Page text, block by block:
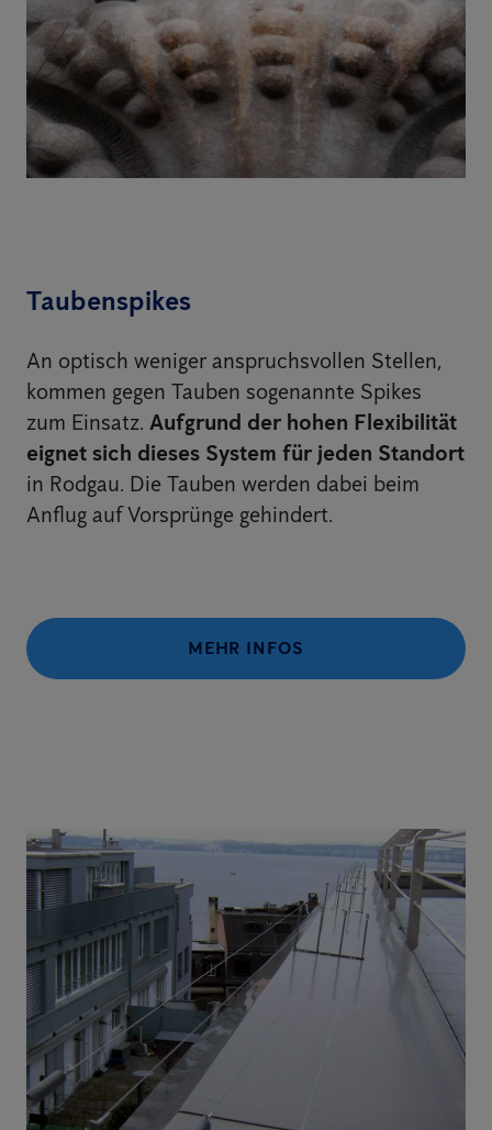
Taubenspikes
An optisch weniger anspruchsvollen Stellen,
kommen gegen Tauben sogenannte Spikes
zum Einsatz. Aufgrund der hohen Flexibilität
eignet sich dieses System für jeden Standort
in Rodgau. Die Tauben werden dabei beim
Anflug auf Vorsprünge gehindert.
MEHR INFOS